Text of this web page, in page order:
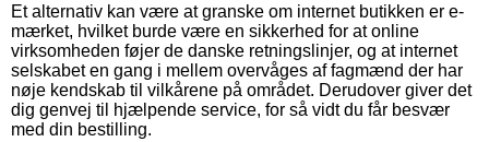
Et alternativ kan være at granske om internet butikken er e-
mærket, hvilket burde være en sikkerhed for at online
virksomheden føjer de danske retningslinjer, og at internet
selskabet en gang i mellem overvåges af fagmænd der har
nøje kendskab til vilkårene på området. Derudover giver det
dig genvej til hjælpende service, for så vidt du får besvær
med din bestilling.